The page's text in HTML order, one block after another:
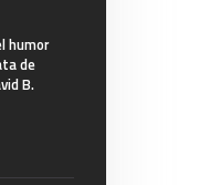
humor
de
B.